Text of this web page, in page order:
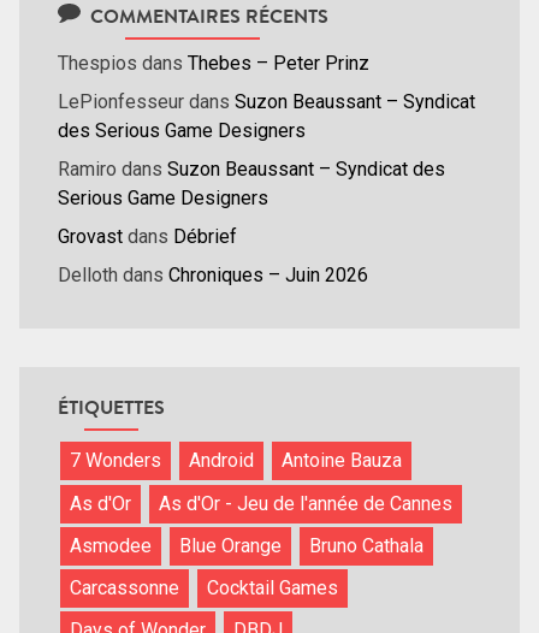
COMMENTAIRES RÉCENTS
Thespios dans Thebes – Peter Prinz
LePionfesseur dans Suzon Beaussant – Syndicat
des Serious Game Designers
Ramiro dans Suzon Beaussant – Syndicat des
Serious Game Designers
Grovast dans Débrief
Delloth dans Chroniques – Juin 2026
ÉTIQUETTES
7 Wonders Android
Antoine Bauza
As d'Or
As d'Or - Jeu de l'année de Cannes
Asmodee
Blue Orange
Bruno Cathala
Carcassonne
Cocktail Games